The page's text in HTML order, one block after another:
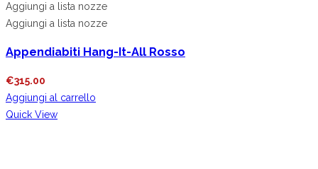
Aggiungi a lista nozze
Aggiungi a lista nozze
Appendiabiti Hang-It-All Rosso
€315.00
Aggiungi al carrello
Quick View